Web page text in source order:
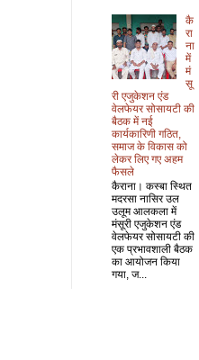
कै
रा
ना
में
मं
सू
री एजुकेशन एंड
वेलफेयर सोसायटी की
बैठक में नई
कार्यकारिणी गठित,
समाज के विकास को
लेकर लिए गए अहम
फैसले
कैराना। कस्बा स्थित
मदरसा नासिर उल
उलूम आलकला में
मंसूरी एजुकेशन एंड
वेलफेयर सोसायटी की
एक प्रभावशाली बैठक
का आयोजन किया
गया, ज...